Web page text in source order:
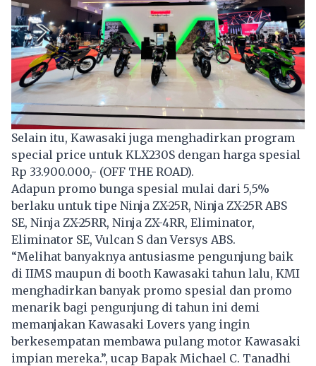
Selain itu, Kawasaki juga menghadirkan program
special price untuk KLX230S dengan harga spesial
Rp 33.900.000,- (OFF THE ROAD).
Adapun promo bunga spesial mulai dari 5,5%
berlaku untuk tipe Ninja ZX-25R, Ninja ZX-25R ABS
SE, Ninja ZX-25RR, Ninja ZX-4RR, Eliminator,
Eliminator SE, Vulcan S dan Versys ABS.
“Melihat banyaknya antusiasme pengunjung baik
di IIMS maupun di booth Kawasaki tahun lalu, KMI
menghadirkan banyak promo spesial dan promo
menarik bagi pengunjung di tahun ini demi
memanjakan Kawasaki Lovers yang ingin
berkesempatan membawa pulang motor Kawasaki
impian mereka.”, ucap Bapak Michael C. Tanadhi